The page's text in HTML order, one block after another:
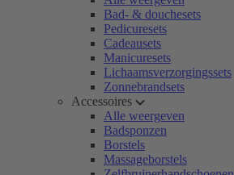
Bad- & douchesets
Pedicuresets
Cadeausets
Manicuresets
Lichaamsverzorgingssets
Zonnebrandsets
Accessoires
Alle weergeven
Badsponzen
Borstels
Massageborstels